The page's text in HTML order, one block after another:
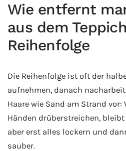
Wie entfernt
aus dem
Reihenfolge
Die Reihenfolge ist oft der
aufnehmen, danach
Haare wie Sand am Strand
Händen drüberstreichen, bleibt
aber erst alles lockern und
sauber.